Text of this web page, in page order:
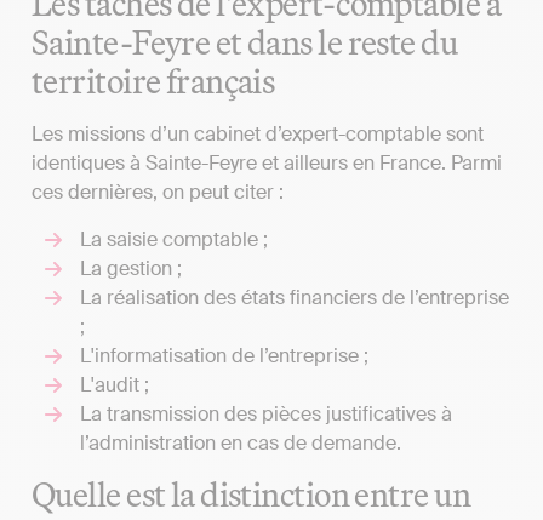
Sainte-Feyre et dans le reste du
territoire français
Les missions d’un cabinet d’expert-comptable sont
identiques à Sainte-Feyre et ailleurs en France. Parmi
ces dernières, on peut citer :
La saisie comptable ;
La gestion ;
La réalisation des états financiers de l’entreprise
;
L'informatisation de l’entreprise ;
L'audit ;
La transmission des pièces justificatives à
l’administration en cas de demande.
Quelle est la distinction entre un